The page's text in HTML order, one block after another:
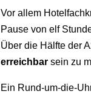
Vor allem
Pause von elf
Über die Hälfte der
erreichbarsein zu
Ein Rund-um-die-